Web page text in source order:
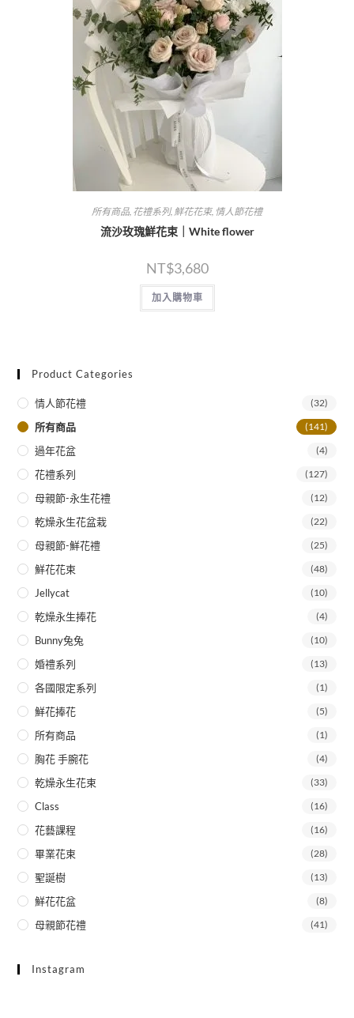
所有商品, 花禮系列, 鮮花花束, 情人節花禮
流沙玫瑰鮮花束｜White flower
NT$3,680
加入購物車
Product Categories
情人節花禮 (32)
所有商品 (141)
過年花盆 (4)
花禮系列 (127)
母親節-永生花禮 (12)
乾燥永生花盆栽 (22)
母親節-鮮花禮 (25)
鮮花花束 (48)
Jellycat (10)
乾燥永生捧花 (4)
Bunny兔兔 (10)
婚禮系列 (13)
各國限定系列 (1)
鮮花捧花 (5)
所有商品 (1)
胸花 手腕花 (4)
乾燥永生花束 (33)
Class (16)
花藝課程 (16)
畢業花束 (28)
聖誕樹 (13)
鮮花花盆 (8)
母親節花禮 (41)
Instagram